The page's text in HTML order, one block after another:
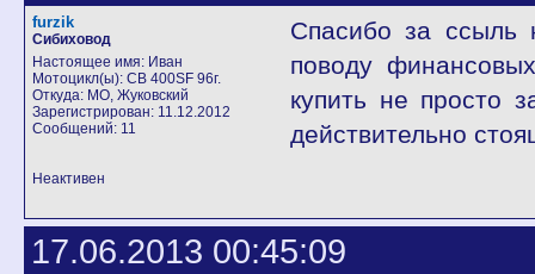
furzik
Сибиховод
Настоящее имя: Иван
Мотоцикл(ы): CB 400SF 96г.
Откуда: МО, Жуковский
Зарегистрирован: 11.12.2012
Сообщений: 11
Спасибо за ссыль
поводу
купить не просто
действительно
Неактивен
17.06.2013 00:45:09